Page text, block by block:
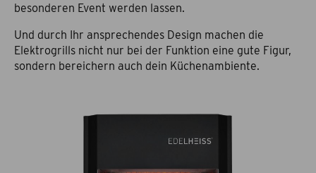
besonderen Event werden lassen.
Und durch Ihr ansprechendes Design machen die
Elektrogrills nicht nur bei der Funktion eine gute Figur,
sondern bereichern auch dein Küchenambiente.